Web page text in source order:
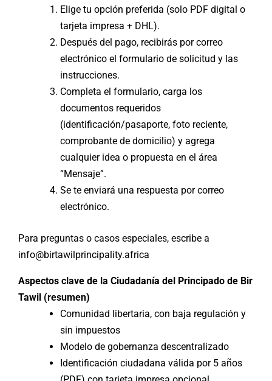
Elige tu opción preferida (solo PDF digital o
tarjeta impresa + DHL).
Después del pago, recibirás por correo
electrónico el formulario de solicitud y las
instrucciones.
Completa el formulario, carga los
documentos requeridos
(identificación/pasaporte, foto reciente,
comprobante de domicilio) y agrega
cualquier idea o propuesta en el área
“Mensaje”.
Se te enviará una respuesta por correo
electrónico.
Para preguntas o casos especiales, escribe a
info@birtawilprincipality.africa
Aspectos clave de la Ciudadanía del Principado de Bir
Tawil (resumen)
Comunidad libertaria, con baja regulación y
sin impuestos
Modelo de gobernanza descentralizado
Identificación ciudadana válida por 5 años